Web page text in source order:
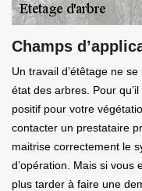
Champs
Un travail d’étêtage ne
état des arbres. Pour
positif pour votre
contacter un prestataire
maitrise correctement le
d’opération. Mais si vous
plus tarder à faire une